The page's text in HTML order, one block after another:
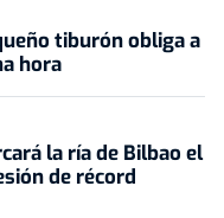
tiburón obliga a
hora
la ría de Bilbao el
de récord